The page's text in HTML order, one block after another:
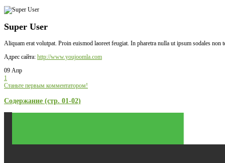
Super User
Aliquam erat volutpat. Proin euismod laoreet feugiat. In pharetra nulla ut ipsum sodales
Адрес сайта: http://www.youjoomla.com
09 Апр
1
Станьте первым комментатором!
Содержание (стр. 01-02)